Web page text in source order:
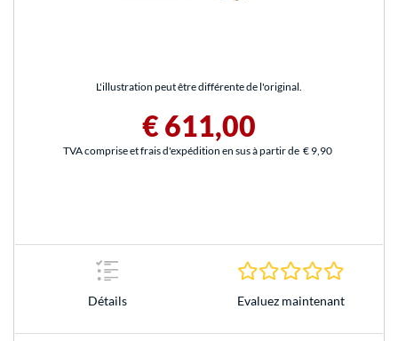
L'illustration peut être différente de l'original.
€ 611,00
TVA comprise et frais d'expédition en sus à partir de € 9,90
Détails Evaluez maintenant